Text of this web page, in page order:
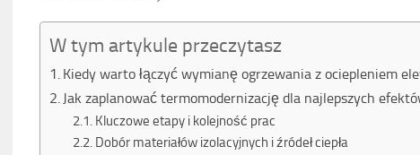
W tym artykule przeczytasz
Kiedy warto łączyć wymianę ogrzewania z ociepleniem
Jak zaplanować termomodernizację dla najlepszych
Kluczowe etapy i kolejność prac
Dobór materiałów izolacyjnych i źródeł ciepła